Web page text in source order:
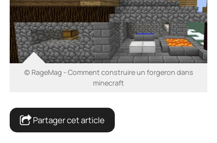
© RageMag - Comment construire un forgeron dans
minecraft
Partager cet article